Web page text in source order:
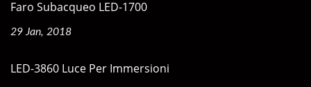
Faro Subacqueo LED-1700
29 Jan, 2018
LED-3860 Luce Per Immersioni